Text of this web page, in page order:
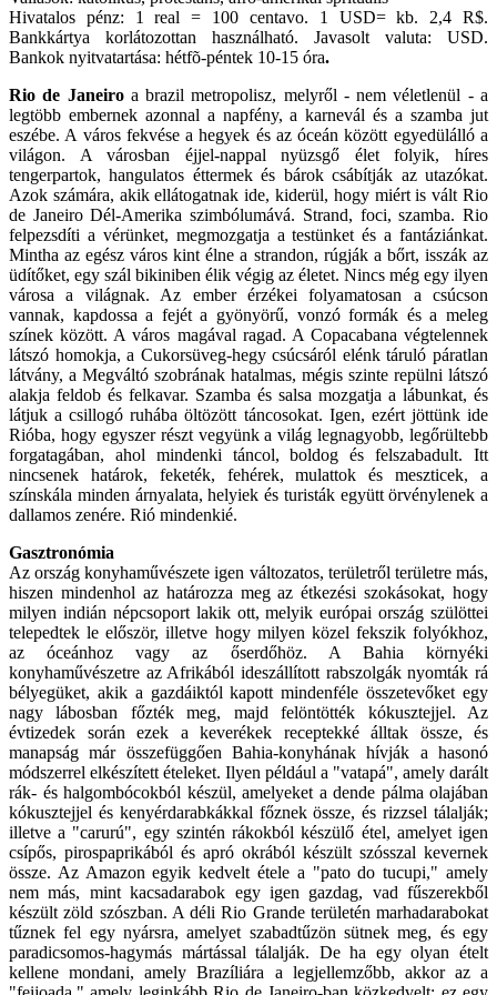
Hivatalos pénz: 1 real = 100 centavo. 1 USD= kb. 2,4 R$.
Bankkártya korlátozottan használható. Javasolt valuta: USD.
Bankok nyitvatartása: hétfõ-péntek 10-15 óra.
Rio de Janeiroa brazil metropolisz, melyről - nem véletlenül - a
legtöbb embernek azonnal a napfény, a karnevál és a szamba jut
eszébe. A város fekvése a hegyek és az óceán között egyedülálló a
világon. A városban éjjel-nappal nyüzsgő élet folyik, híres
tengerpartok, hangulatos éttermek és bárok csábítják az utazókat.
Azok számára, akik ellátogatnak ide, kiderül, hogy miért is vált Rio
de Janeiro Dél-Amerika szimbólumává. Strand, foci, szamba. Rio
felpezsdíti a vérünket, megmozgatja a testünket és a fantáziánkat.
Mintha az egész város kint élne a strandon, rúgják a bőrt, isszák az
üdítőket, egy szál bikiniben élik végig az életet. Nincs még egy ilyen
városa a világnak. Az ember érzékei folyamatosan a csúcson
vannak, kapdossa a fejét a gyönyörű, vonzó formák és a meleg
színek között. A város magával ragad. A Copacabana végtelennek
látszó homokja, a Cukorsüveg-hegy csúcsáról elénk táruló páratlan
látvány, a Megváltó szobrának hatalmas, mégis szinte repülni látszó
alakja feldob és felkavar. Szamba és salsa mozgatja a lábunkat, és
látjuk a csillogó ruhába öltözött táncosokat. Igen, ezért jöttünk ide
Rióba, hogy egyszer részt vegyünk a világ legnagyobb, legőrültebb
forgatagában, ahol mindenki táncol, boldog és felszabadult. Itt
nincsenek határok, feketék, fehérek, mulattok és meszticek, a
színskála minden árnyalata, helyiek és turisták együtt örvénylenek a
dallamos zenére. Rió mindenkié.
Gasztronómia
Az ország konyhaművészete igen változatos, területről területre más,
hiszen mindenhol az határozza meg az étkezési szokásokat, hogy
milyen indián népcsoport lakik ott, melyik európai ország szülöttei
telepedtek le először, illetve hogy milyen közel fekszik folyókhoz,
az óceánhoz vagy az őserdőhöz. A Bahia környéki
konyhaművészetre az Afrikából ideszállított rabszolgák nyomták rá
bélyegüket, akik a gazdáiktól kapott mindenféle összetevőket egy
nagy lábosban főzték meg, majd felöntötték kókusztejjel. Az
évtizedek során ezek a keverékek receptekké álltak össze, és
manapság már összefüggően Bahia-konyhának hívják a hasonó
módszerrel elkészített ételeket. Ilyen például a "vatapá", amely darált
rák- és halgombócokból készül, amelyeket a dende pálma olajában
kókusztejjel és kenyérdarabkákkal főznek össze, és rizzsel tálalják;
illetve a "carurú", egy szintén rákokból készülő étel, amelyet igen
csípős, pirospaprikából és apró okrából készült szósszal kevernek
össze. Az Amazon egyik kedvelt étele a "pato do tucupi," amely
nem más, mint kacsadarabok egy igen gazdag, vad fűszerekből
készült zöld szószban. A déli Rio Grande területén marhadarabokat
tűznek fel egy nyársra, amelyet szabadtűzön sütnek meg, és egy
paradicsomos-hagymás mártással tálalják. De ha egy olyan ételt
kellene mondani, amely Brazíliára a legjellemzőbb, akkor az a